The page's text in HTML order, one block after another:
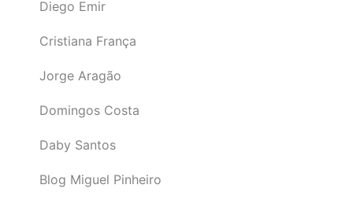
Diego Emir
Cristiana França
Jorge Aragão
Domingos Costa
Daby Santos
Blog Miguel Pinheiro